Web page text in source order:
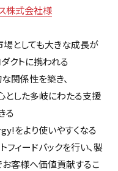
株式会社様
場としても大きな成長が
クトに携われる
関係性を築き、
した多岐にわたる支援
る
をより使いやすくなる
フィードバックを行い、製
客様へ価値貢献するこ